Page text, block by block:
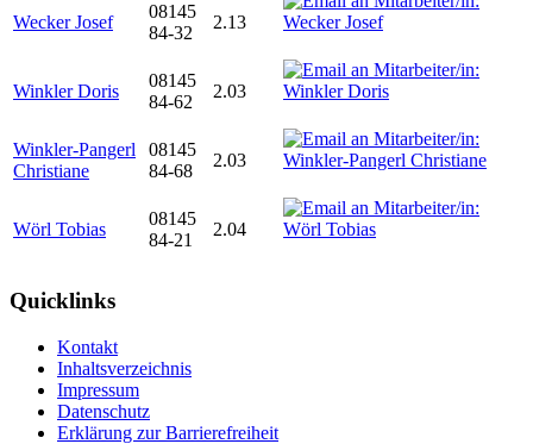
Wecker Josef
08145
84-32
2.13
Winkler Doris
08145
84-62
2.03
Winkler-Pangerl
Christiane
08145
84-68
2.03
Wörl Tobias
08145
84-21
2.04
Quicklinks
Kontakt
Inhaltsverzeichnis
Impressum
Datenschutz
Erklärung zur Barrierefreiheit